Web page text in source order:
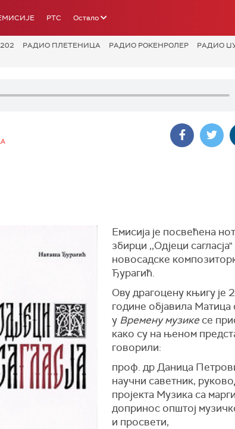
РТС Остало
РАДИО ПЛЕТЕНИЦА РАДИО РОКЕНРОЛЕР
РАДИО
Емисија је посвећена
збирци ,,Одјеци сагласја"
новосадске
Ђурагић.
Ову драгоцену књигу је
године објавила Матица
у Времену музикесе
како су на њеном
говорили:
проф. др Даница
научни саветник,
пројекта Музика са
допринос општој
и просвети,